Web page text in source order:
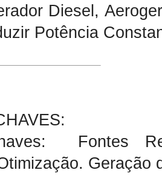
Diesel,
Potência
Fontes
Geração